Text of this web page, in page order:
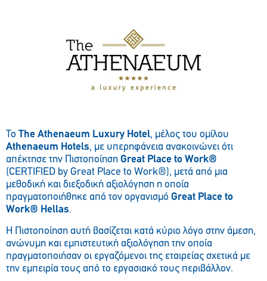
Το The Athenaeum Luxury Hotel, μέλος του ομίλου
Athenaeum Hotels, με υπερηφάνεια ανακοινώνει ότι
απέκτησε την Πιστοποίηση Great Place to Work®
(CERTIFIED by Great Place to Work®), μετά από μια
μεθοδική και διεξοδική αξιολόγηση η οποία
πραγματοποιήθηκε από τον οργανισμό Great Place to
Work® Hellas.
Η Πιστοποίηση αυτή βασίζεται κατά κύριο λόγο στην άμεση,
ανώνυμη και εμπιστευτική αξιολόγηση την οποία
πραγματοποιήσαν οι εργαζόμενοι της εταιρείας σχετικά με
την εμπειρία τους από το εργασιακό τους περιβάλλον.